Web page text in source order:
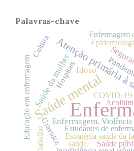
Palavras-chave
Saúde mental
Atenção primária
Enfermagem.
Idoso
Saúde da mulher COVID-19
Educação em enfermagem Gravidez Estudantes de
Estratégia saúde da
Enfermagem
Saúde
Trabalho
Hospitais
saúde.
Cultura
Violência